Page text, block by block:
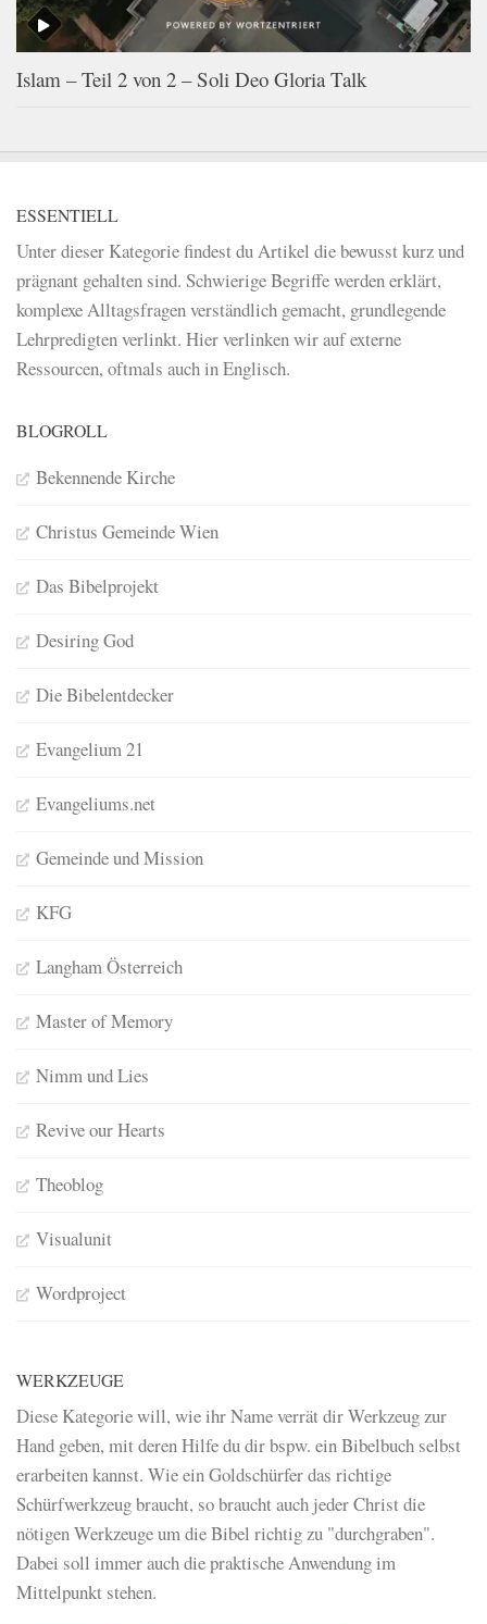
Islam – Teil 2 von 2 – Soli Deo Gloria Talk
ESSENTIELL
Unter dieser Kategorie findest du Artikel die bewusst kurz und
prägnant gehalten sind. Schwierige Begriffe werden erklärt,
komplexe Alltagsfragen verständlich gemacht, grundlegende
Lehrpredigten verlinkt. Hier verlinken wir auf externe
Ressourcen, oftmals auch in Englisch.
BLOGROLL
Bekennende Kirche
Christus Gemeinde Wien
Das Bibelprojekt
Desiring God
Die Bibelentdecker
Evangelium 21
Evangeliums.net
Gemeinde und Mission
KFG
Langham Österreich
Master of Memory
Nimm und Lies
Revive our Hearts
Theoblog
Visualunit
Wordproject
WERKZEUGE
Diese Kategorie will, wie ihr Name verrät dir Werkzeug zur
Hand geben, mit deren Hilfe du dir bspw. ein Bibelbuch selbst
erarbeiten kannst. Wie ein Goldschürfer das richtige
Schürfwerkzeug braucht, so braucht auch jeder Christ die
nötigen Werkzeuge um die Bibel richtig zu "durchgraben".
Dabei soll immer auch die praktische Anwendung im
Mittelpunkt stehen.